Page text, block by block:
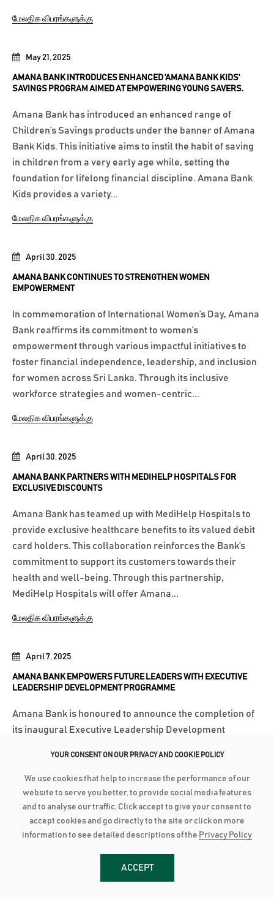
April 7, 2025
AMANA BANK EMPOWERS FUTURE LEADERS WITH EXECUTIVE
LEADERSHIP DEVELOPMENT PROGRAMME
Amana Bank is honoured to announce the completion of
its inaugural Executive Leadership Development
visionary leaders from within the organization. This
program provided junior executives with the
opportunity...
மேலதிக விபரங்களுக்கு
April 30, 2025
AMANA BANK PARTNERS WITH MEDIHELP HOSPITALS FOR
EXCLUSIVE DISCOUNTS
Amana Bank has teamed up with MediHelp Hospitals to
provide exclusive healthcare benefits to its valued debit
card holders. This collaboration reinforces the Bank’s
commitment to support its customers towards their
health and well-being. Through this partnership,
MediHelp Hospitals will offer Amana...
மேலதிக விபரங்களுக்கு
April 30, 2025
AMANA BANK CONTINUES TO STRENGTHEN WOMEN
EMPOWERMENT
In commemoration of International Women’s Day, Amana
Bank reaffirms its commitment to women’s
empowerment through various impactful initiatives to
foster financial independence, leadership, and inclusion
for women across Sri Lanka. Through its inclusive
workforce strategies and women-centric...
மேலதிக விபரங்களுக்கு
May 21, 2025
AMANA BANK INTRODUCES ENHANCED 'AMANA BANK KIDS'
SAVINGS PROGRAM AIMED AT EMPOWERING YOUNG SAVERS.
Amana Bank has introduced an enhanced range of
Children’s Savings products under the banner of Amana
Bank Kids. This initiative aims to instil the habit of saving
in children from a very early age while, setting the
foundation for lifelong financial discipline. Amana Bank
Kids provides a variety...
மேலதிக விபரங்களுக்கு
மேலதிக விபரங்களுக்கு
YOUR CONSENT ON OUR PRIVACY AND COOKIE POLICY
We use cookies that help to increase the performance of our
website to serve you better, to provide social media features
and to analyse our traffic. Click accept to give your consent to
accept cookies and go directly to the site or click on more
information to see detailed descriptions of the Privacy Policy
ACCEPT